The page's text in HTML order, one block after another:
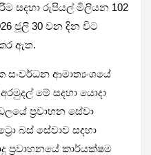
සදහා රුපියල් මිලියන 102
ජූලි 30 වන දින විට
ඇත.
සංවර්ධන ආමාත්‍යංශයේ
මේ සදහා යොදා
ප්‍රවාහන සේවා
බස් සේවාව සදහා
ප්‍රවාහනයේ කාර්යක්ෂම